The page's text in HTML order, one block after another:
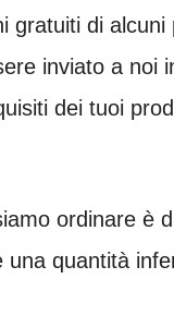
gratuiti di
inviato a noi
dei tuoi
ordinare è
quantità